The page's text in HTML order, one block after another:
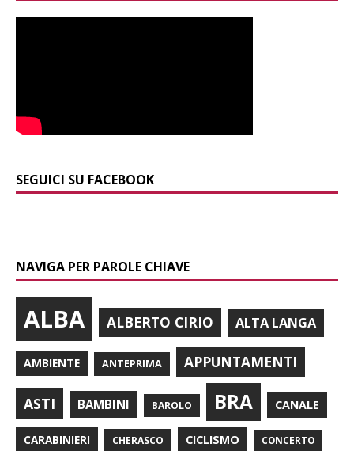
SEGUICI SU FACEBOOK
NAVIGA PER PAROLE CHIAVE
ALBA ALBERTO CIRIO ALTA LANGA
AMBIENTE ANTEPRIMA APPUNTAMENTI
ASTI BAMBINI BAROLO BRA CANALE
CARABINIERI CHERASCO CICLISMO CONCERTO